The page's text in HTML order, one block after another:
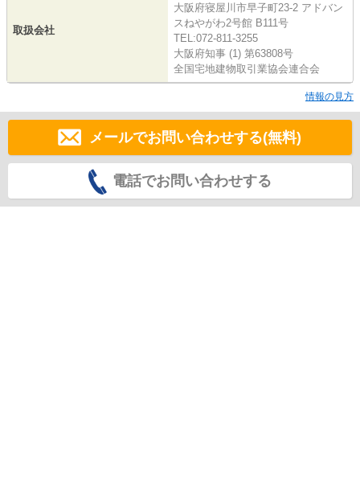
取扱会社
大阪府寝屋川市早子町23-2 アドバン
スねやがわ2号館 B111号
TEL:072-811-3255
大阪府知事 (1) 第63808号
全国宅地建物取引業協会連合会
情報の見方
メールでお問い合わせする(無料)
電話でお問い合わせする